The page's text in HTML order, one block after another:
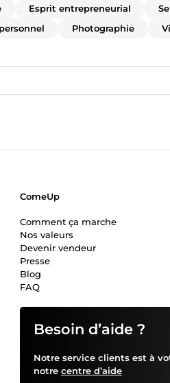
Esprit entrepreneurial
Photographie
Besoin d’aide ?
Notre service clients est à
notre centre d’aide
ComeUp
Comment ça marche
Nos valeurs
Devenir vendeur
Presse
Blog
FAQ